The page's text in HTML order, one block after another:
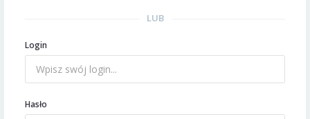
LUB
Login
Hasło